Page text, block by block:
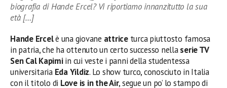
biografia di Hande Ercel? Vi riportiamo innanzitutto la sua
età […]
Hande Ercelè una giovane attriceturca piuttosto famosa
in patria, che ha ottenuto un certo successo nellaserie TV
Sen Cal Kapimiin cui veste i panni della studentessa
universitaria Eda Yildiz. Lo show turco, conosciuto in Italia
con il titolo di Love is in the Air, segue un po’ lo stampo di